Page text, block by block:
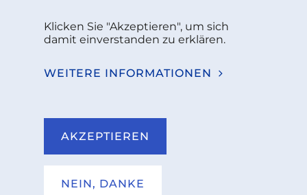
KONTAKT
IMPRESSUM
DATENSCHUTZ
NUTZUNGSBEDINGUNGEN
Klicken Sie "Akzeptieren", um sich
damit einverstanden zu erklären.
WEITERE INFORMATIONEN
AKZEPTIEREN
NEIN, DANKE